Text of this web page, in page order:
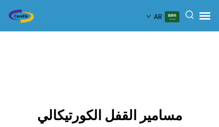
AR
مسامير القفل الكورتيكالي